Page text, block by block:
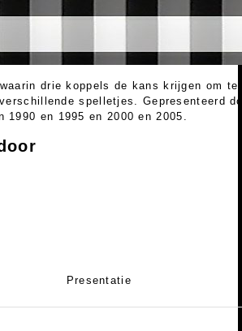
drie koppels de kans krijgen om
spelletjes. Gepresenteerd
1990 en 1995 en 2000 en 2005.
Presentatie